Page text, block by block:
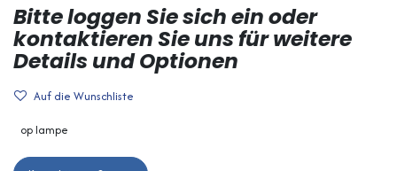
Bitte loggen Sie sich ein oder
kontaktieren Sie uns für weitere
Details und Optionen
Auf die Wunschliste
op lampe